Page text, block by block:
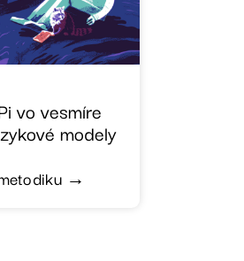
vo vesmíre
modely
→